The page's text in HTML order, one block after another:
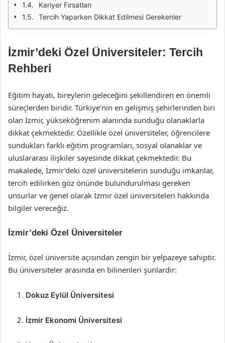
Kariyer Fırsatları
Tercih Yaparken Dikkat Edilmesi Gerekenler
İzmir’deki Özel Üniversiteler: Tercih
Rehberi
Eğitim hayatı, bireylerin geleceğini şekillendiren en önemli
süreçlerden biridir. Türkiye’nin en gelişmiş şehirlerinden biri
olan İzmir, yükseköğrenim alanında sunduğu olanaklarla
dikkat çekmektedir. Özellikle özel üniversiteler, öğrencilere
sundukları farklı eğitim programları, sosyal olanaklar ve
uluslararası ilişkiler sayesinde dikkat çekmektedir. Bu
makalede, İzmir’deki özel üniversitelerin sunduğu imkanlar,
tercih edilirken göz önünde bulundurulması gereken
unsurlar ve genel olarak İzmir özel üniversiteleri hakkında
bilgiler vereceğiz.
İzmir’deki Özel Üniversiteler
İzmir, özel üniversite açısından zengin bir yelpazeye sahiptir.
Bu üniversiteler arasında en bilinenleri şunlardır:
Dokuz Eylül Üniversitesi
İzmir Ekonomi Üniversitesi